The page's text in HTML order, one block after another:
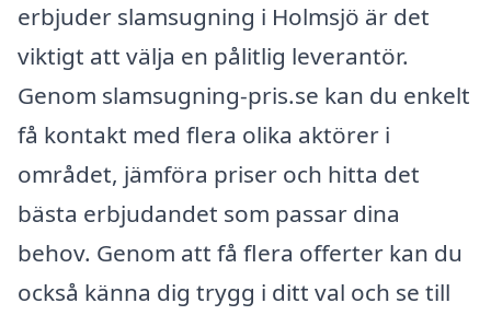
erbjuder slamsugning i Holmsjö är det
viktigt att välja en pålitlig leverantör.
Genom slamsugning-pris.se kan du enkelt
få kontakt med flera olika aktörer i
området, jämföra priser och hitta det
bästa erbjudandet som passar dina
behov. Genom att få flera offerter kan du
också känna dig trygg i ditt val och se till